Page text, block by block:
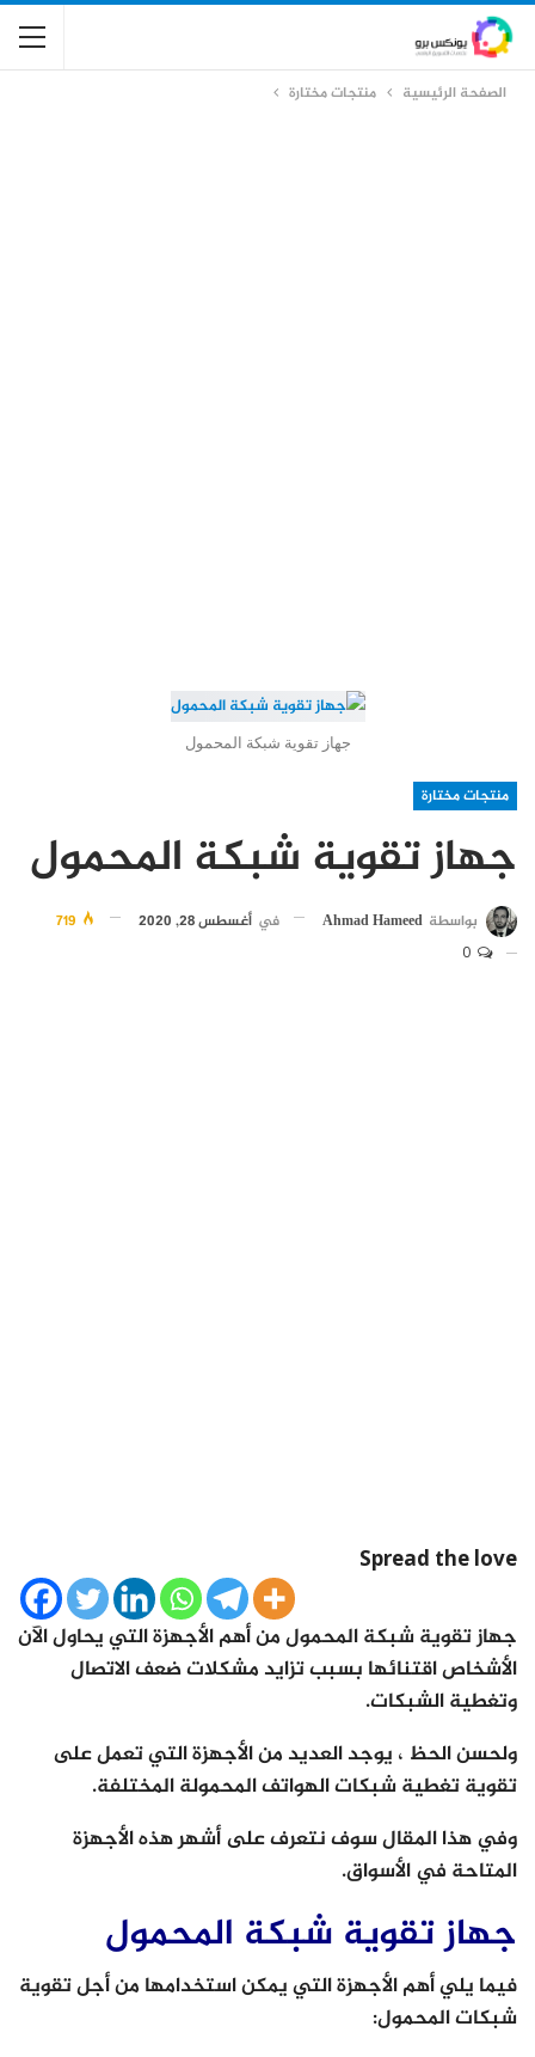
الصفحة الرئيسية منتجات مختارة
جهاز تقوية شبكة المحمول
منتجات مختارة
جهاز تقوية شبكة المحمول
بواسطة Ahmad Hameed في أغسطس 28, 2020
Spread the love
جهاز تقوية شبكة المحمول من أهم الأجهزة التي يحاول الآن
الأشخاص اقتنائها بسبب تزايد مشكلات ضعف الاتصال
وتغطية الشبكات.
ولحسن الحظ ، يوجد العديد من الأجهزة التي تعمل على
تقوية تغطية شبكات الهواتف المحمولة المختلفة.
وفي هذا المقال سوف نتعرف على أشهر هذه الأجهزة
المتاحة في الأسواق.
جهاز تقوية شبكة المحمول
فيما يلي أهم الأجهزة التي يمكن استخدامها من أجل تقوية
شبكات المحمول: